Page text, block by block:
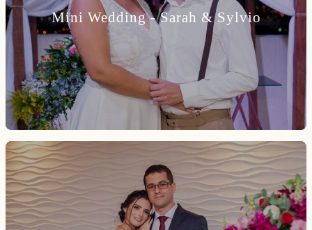
Mini Wedding - Sarah & Sylvio